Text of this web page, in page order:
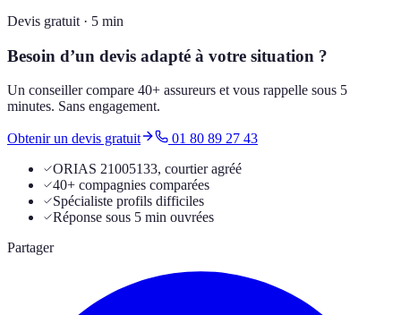
Devis gratuit · 5 min
Besoin d’un devis adapté à votre situation ?
Un conseiller compare 40+ assureurs et vous rappelle sous 5
minutes. Sans engagement.
Obtenir un devis gratuit
01 80 89 27 43
ORIAS 21005133, courtier agréé
40+ compagnies comparées
Spécialiste profils difficiles
Réponse sous 5 min ouvrées
Partager